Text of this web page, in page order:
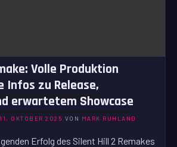
Volle Produktion
Infos zu Release,
erwartetem Showcase
11. OKTOBER 2025 VON MARK RUHLAND
Erfolg des Silent Hill 2 Remakes